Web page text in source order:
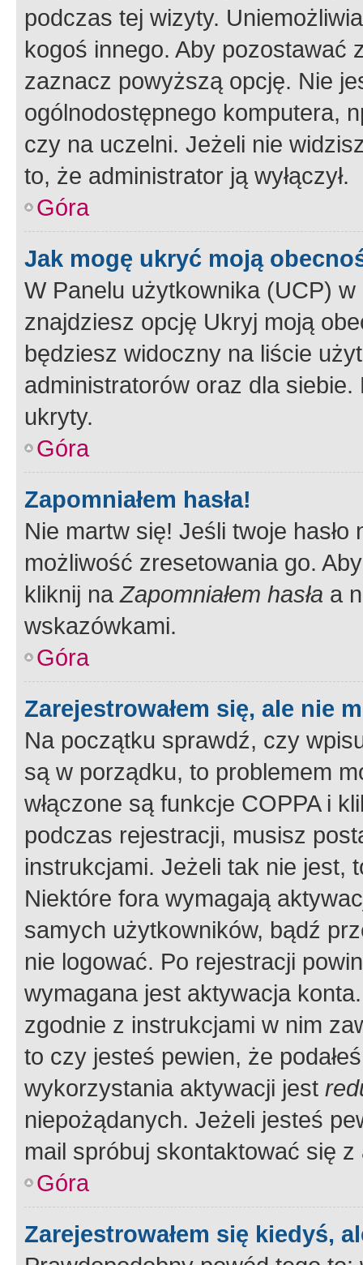
podczas tej wizyty.
kogoś innego. Aby pozostawać
zaznacz powyższą opcję. Nie
ogólnodostępnego komputera,
czy na uczelni. Jeżeli nie
to, że administrator ją wyłączył.
Góra
Jak mogę ukryć moją
W Panelu użytkownika (UCP) w
znajdziesz opcję Ukryj moją
będziesz widoczny na liście
administratorów oraz dla
ukryty.
Góra
Zapomniałem hasła!
Nie martw się! Jeśli twoje
możliwość zresetowania go.
kliknij naZapomniałem hasła a
wskazówkami.
Góra
Zarejestrowałem się, ale nie
Na początku sprawdź, czy
są w porządku, to problemem
włączone są funkcje COPPA i
podczas rejestracji, musisz
instrukcjami. Jeżeli tak nie jest,
Niektóre fora wymagają
samych użytkowników, bądź
nie logować. Po rejestracji
wymagana jest aktywacja
zgodnie z instrukcjami w nim
to czy jesteś pewien, że
wykorzystania aktywacji jest
niepożądanych. Jeżeli jesteś
mail spróbuj skontaktować się
Góra
Zarejestrowałem się kiedyś,